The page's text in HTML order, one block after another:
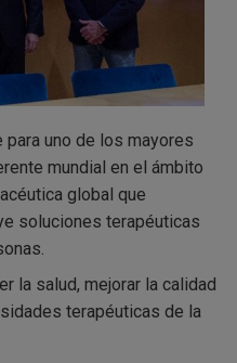
uno de los mayores
mundial en el ámbito
global que
soluciones terapéuticas
la salud, mejorar la calidad
terapéuticas de la